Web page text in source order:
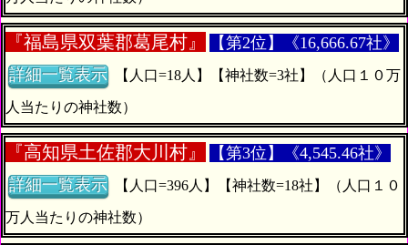
『福島県双葉郡葛尾村』
【第2位】《16,666.67社》
詳細一覧表示
人当たりの神社数）
『高知県土佐郡大川村』
【第3位】《4,545.46社》
詳細一覧表示
万人当たりの神社数）